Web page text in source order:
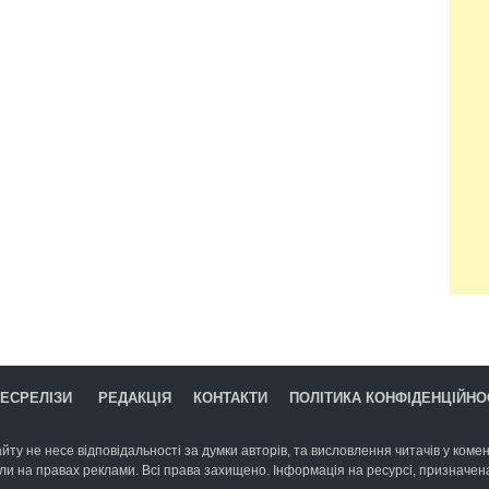
РЕДАКЦІЯ КОНТАКТИ ПОЛІТИКА
не несе відповідальності за думки авторів, та висловлення читачів у
на правах реклами. Всі права захищено. Інформація на ресурсі,